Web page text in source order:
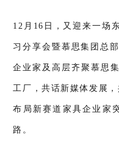
12月16日，又迎来一场
习分享会暨慕思集团总
企业家及高层齐聚慕思
工厂，共话新媒体发展
布局新赛道家具企业家
路。